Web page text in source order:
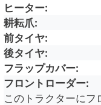
ヒーター
耕耘爪
前タイヤ
後タイヤ
フラップカバー
フロントローダー
このトラクターにフ